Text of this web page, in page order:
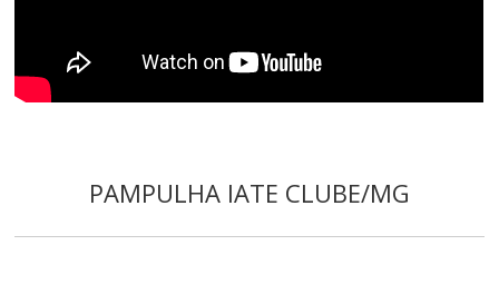
PAMPULHA IATE CLUBE/MG